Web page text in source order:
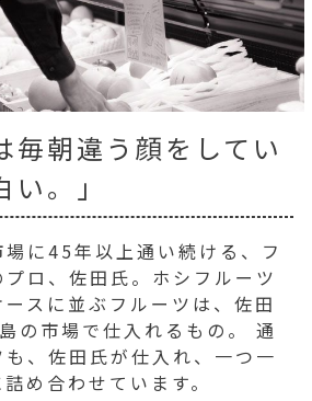
毎朝違う顔をしてい
。」
に45年以上通い続ける、フ
ロ、佐田氏。ホシフルーツ
スに並ぶフルーツは、佐田
の市場で仕入れるもの。 通
、佐田氏が仕入れ、一つ一
め合わせています。